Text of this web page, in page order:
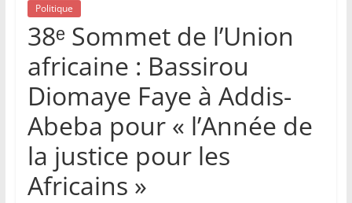
Politique
38ᵉ Sommet de l’Union
africaine : Bassirou
Diomaye Faye à Addis-
Abeba pour « l’Année de
la justice pour les
Africains »